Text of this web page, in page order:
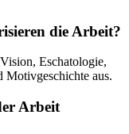
die Arbeit?
Eschatologie,
Motivgeschichte aus.
Arbeit